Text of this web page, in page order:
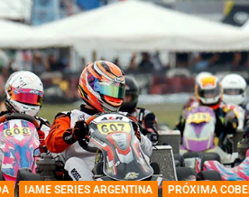
ARGENTINA